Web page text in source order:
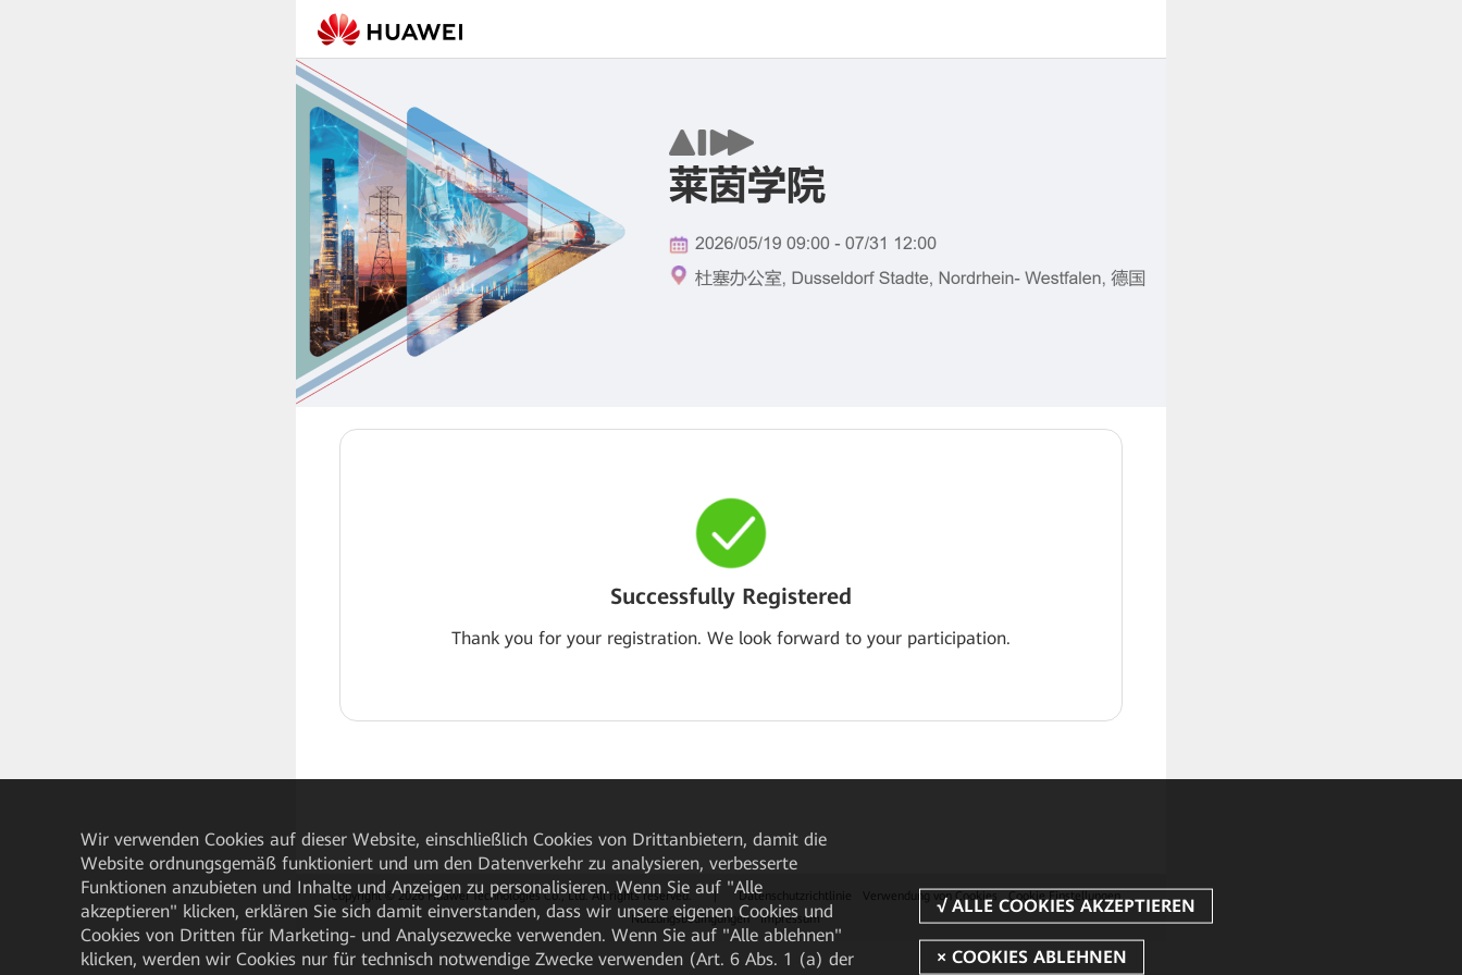
Successfully Registered
Thank you for your registration. We look forward to your participation.
Copyright © 2026 Huawei Technologies Co., Ltd. All rights reserved. | Datenschutzrichtlinie Verwendung von Cookies
Cookie Einstellungen
Nutzungsbedingungen
Impressum
Wir verwenden Cookies auf dieser Website, einschließlich Cookies von Drittanbietern, damit die
Website ordnungsgemäß funktioniert und um den Datenverkehr zu analysieren, verbesserte
Funktionen anzubieten und Inhalte und Anzeigen zu personalisieren. Wenn Sie auf "Alle
akzeptieren" klicken, erklären Sie sich damit einverstanden, dass wir unsere eigenen Cookies und
Cookies von Dritten für Marketing- und Analysezwecke verwenden. Wenn Sie auf "Alle ablehnen"
klicken, werden wir Cookies nur für technisch notwendige Zwecke verwenden (Art. 6 Abs. 1 (a) der